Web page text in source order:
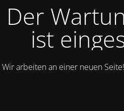
Der
ist
Wir arbeiten an einer neuen